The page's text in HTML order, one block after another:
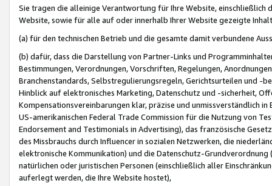
Sie tragen die alleinige Verantwortung für Ihre Website,
Website, sowie für alle auf oder innerhalb Ihrer Website gezeigte
(a) für den technischen Betrieb und die gesamte damit verbundene
(b) dafür, dass die Darstellung von Partner-Links und
Bestimmungen, Verordnungen, Vorschriften, Regelungen,
Branchenstandards, Selbstregulierungsregeln, Gerichtsurteilen und -
Hinblick auf elektronisches Marketing, Datenschutz und -sicherheit,
Kompensationsvereinbarungen klar, präzise und unmissverständlich
US-amerikanischen Federal Trade Commission für die Nutzung von
Endorsement and Testimonials in Advertising), das französische
des Missbrauchs durch Influencer in sozialen Netzwerken, die
elektronische Kommunikation) und die Datenschutz-
natürlichen oder juristischen Personen (einschließlich aller
auferlegt werden, die Ihre Website hostet),